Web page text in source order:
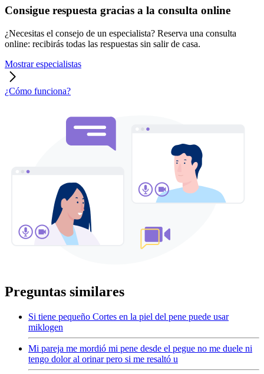
Consigue respuesta gracias a la consulta online
¿Necesitas el consejo de un especialista? Reserva una consulta
online: recibirás todas las respuestas sin salir de casa.
Mostrar especialistas
¿Cómo funciona?
Preguntas similares
Si tiene pequeño Cortes en la piel del pene puede usar
miklogen
Mi pareja me mordió mi pene desde el pegue no me duele ni
tengo dolor al orinar pero si me resaltó u